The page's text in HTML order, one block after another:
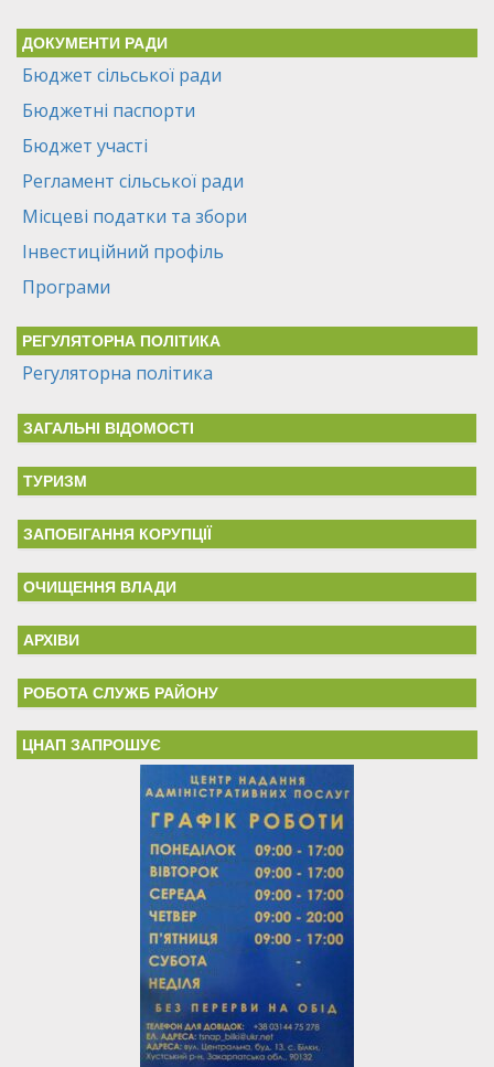
ДОКУМЕНТИ РАДИ
Бюджет сільської ради
Бюджетні паспорти
Бюджет участі
Регламент сільської ради
Місцеві податки та збори
Інвестиційний профіль
Програми
РЕГУЛЯТОРНА ПОЛІТИКА
Регуляторна політика
ЗАГАЛЬНІ ВІДОМОСТІ
ТУРИЗМ
ЗАПОБІГАННЯ КОРУПЦІЇ
ОЧИЩЕННЯ ВЛАДИ
АРХІВИ
РОБОТА СЛУЖБ РАЙОНУ
ЦНАП ЗАПРОШУЄ